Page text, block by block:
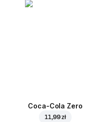
Coca-Cola Zero
11,99 zł